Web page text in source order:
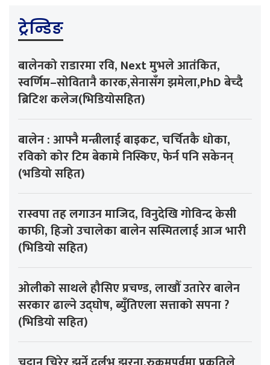
ट्रेन्डिङ
बालेनको राडारमा रवि, Next मुभले आतंकित,
स्वर्णिम–सोवितानै कारक,सेनासँग झमेला,PhD बेच्दै
ब्रिटिश कलेज(भिडियोसहित)
बालेन : आफ्नै मन्त्रीलाई बाइकट, चर्चितकै धोका,
रविको कोर टिम बेकामे निस्किए, फेर्न पनि सकेनन्
(भडियो सहित)
रास्वपा तह लगाउन माजिद, विनुदेखि गोविन्द केसी
काफी, हिजो उचालेका बालेन सस्मितलाई आज भारी
(भिडियो सहित)
ओलीको साथले हौसिए प्रचण्ड, लाखौँ उतारेर बालेन
सरकार ढाल्ने उद्घोष, ब्युँतिएला सत्ताको सपना ?
(भिडियो सहित)